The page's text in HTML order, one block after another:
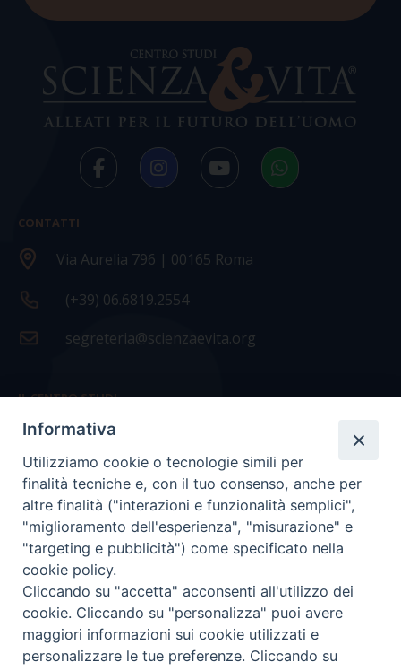
CONTATTI
Via Aurelia 796 | 00165 Roma
(+39) 06.6819.2554
segreteria@scienzaevita.org
IL CENTRO STUDI
La nostra storia
Statuto
Presidenza e ufficio presidenza
Consiglio scientifico
Coordinamento nazionale
Informativa
Utilizziamo cookie o tecnologie simili per
finalità tecniche e, con il tuo consenso, anche per
altre finalità ("interazioni e funzionalità semplici",
"miglioramento dell'esperienza", "misurazione" e
"targeting e pubblicità") come specificato nella
cookie policy.
Cliccando su "accetta" acconsenti all'utilizzo dei
cookie. Cliccando su "personalizza" puoi avere
maggiori informazioni sui cookie utilizzati e
personalizzare le tue preferenze. Cliccando su